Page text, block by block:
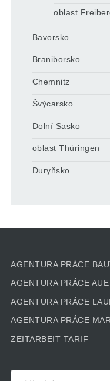
oblast
Bavorsko
Braniborsko
Chemnitz
Švýcarsko
Dolní Sasko
oblast Thüringen
Duryňsko
AGENTURA PRÁCE
AGENTURA PRÁCE AUE
AGENTURA PRÁCE
AGENTURA PRÁCE
ZEITARBEIT TARIF